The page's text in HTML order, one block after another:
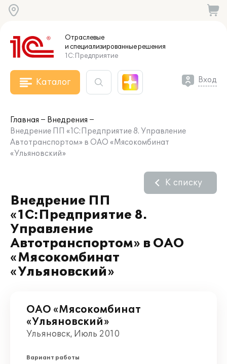
Отраслевые
и специализированныерешения
1С:Предприятие
Каталог Вход
Главная
Внедрения
Внедрение ПП «1С:Предприятие 8. Управление
Автотранспортом» в ОАО «Мясокомбинат
«Ульяновский»
Внедрение ПП
«1С:Предприятие 8.
Управление
Автотранспортом» в ОАО
«Мясокомбинат
«Ульяновский»
К списку
ОАО «Мясокомбинат
«Ульяновский»
Ульяновск, Июль 2010
Вариант работы